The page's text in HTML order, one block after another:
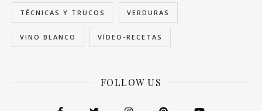
TÉCNICAS Y TRUCOS VERDURAS
VINO BLANCO VÍDEO-RECETAS
FOLLOW US